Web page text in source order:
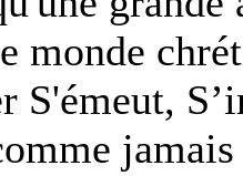
monde
S'émeut,